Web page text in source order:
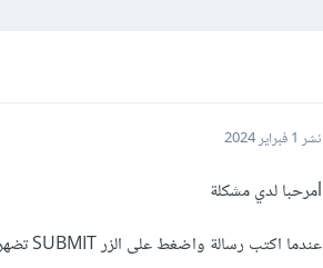
نشر 1 فبراير 2024
lمرحبا لدي مشكلة
عندما اكتب رسالة واضغط على الزر SUBMIT تضهر في الاسفل ولاكن المشكلة تكمن في انها تمحى بسرعة لا اعلم لماذا